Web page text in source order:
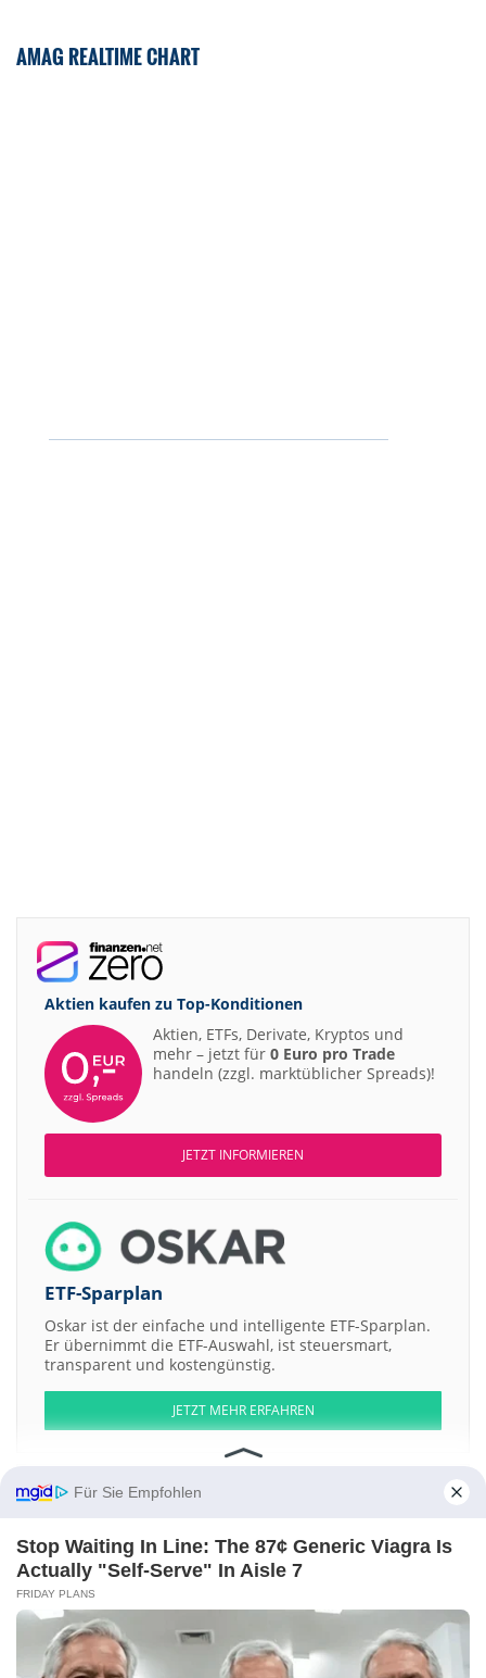
AMAG REALTIME CHART
Aktien kaufen zu Top-Konditionen
Aktien, ETFs, Derivate, Kryptos und
mehr – jetzt für 0 Euro pro Trade
handeln (zzgl. marktüblicher Spreads)!
JETZT INFORMIEREN
ETF-Sparplan
Oskar ist der einfache und intelligente ETF-Sparplan.
Er übernimmt die ETF-Auswahl, ist steuersmart,
transparent und kostengünstig.
JETZT MEHR ERFAHREN
Aktien ATX DAX EuroStoxx 50 Dow Jones NASDAQ 100 Nikkei 225
S&P 500
Qihoo 360 Technology
University General Health System
Residential Properties Hutchison Port Holdings Trust Reg S PZ
Cussons
Für Sie Empfohlen
Stop Waiting In Line: The 87¢ Generic Viagra Is
Actually "Self-Serve" In Aisle 7
FRIDAY PLANS